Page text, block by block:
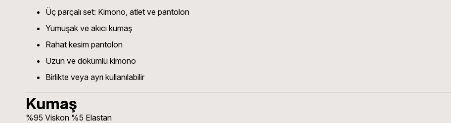
Üç parçalı set: Kimono, atlet ve pantolon
Yumuşak ve akıcı kumaş
Rahat kesim pantolon
Uzun ve dökümlü kimono
Birlikte veya ayrı kullanılabilir
Kumaş
%95 Viskon %5 Elastan